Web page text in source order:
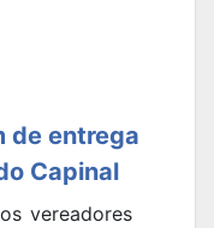
de entrega
Capinal
vereadores